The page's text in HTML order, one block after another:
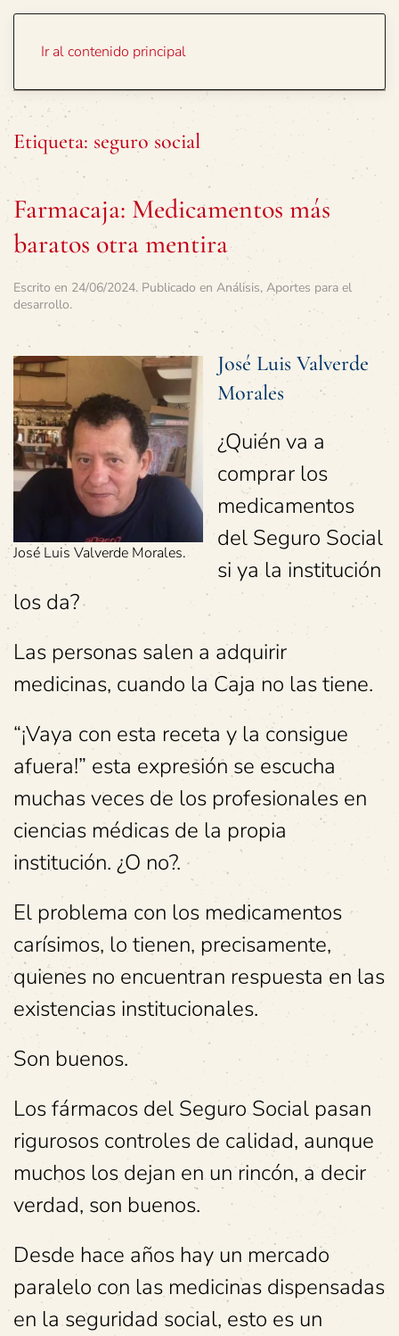
Ir al contenido principal
Etiqueta: seguro social
Farmacaja: Medicamentos más
baratos otra mentira
Escrito en 24/06/2024. Publicado en Análisis, Aportes para el
desarrollo.
José Luis Valverde Morales.
José Luis Valverde
Morales
¿Quién va a
comprar los
medicamentos
del Seguro Social
si ya la institución
los da?
Las personas salen a adquirir
medicinas, cuando la Caja no las tiene.
“¡Vaya con esta receta y la consigue
afuera!” esta expresión se escucha
muchas veces de los profesionales en
ciencias médicas de la propia
institución. ¿O no?.
El problema con los medicamentos
carísimos, lo tienen, precisamente,
quienes no encuentran respuesta en las
existencias institucionales.
Son buenos.
Los fármacos del Seguro Social pasan
rigurosos controles de calidad, aunque
muchos los dejan en un rincón, a decir
verdad, son buenos.
Desde hace años hay un mercado
paralelo con las medicinas dispensadas
en la seguridad social, esto es un